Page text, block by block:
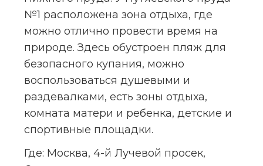
№1 расположена зона отдыха, где
можно отлично провести время на
природе. Здесь обустроен пляж для
безопасного купания, можно
воспользоваться душевыми и
раздевалками, есть зоны отдыха,
комната матери и ребенка, детские и
спортивные площадки.
Где: Москва, 4-й Лучевой просек,